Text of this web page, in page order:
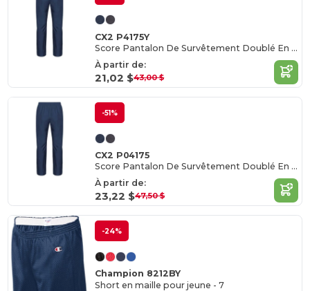
CX2 P4175Y
Score Pantalon De Survêtement Doublé En Filet
À partir de:
21,02 $43,00 $
-51%
CX2 P04175
Score Pantalon De Survêtement Doublé En Filet pour homme
À partir de:
23,22 $47,50 $
-24%
Champion 8212BY
Short en maille pour jeune - 7